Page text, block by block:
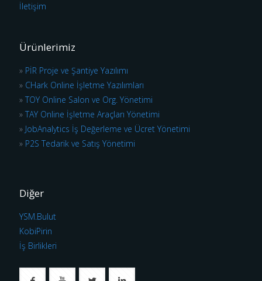
İletişim
Ürünlerimiz
» PİR Proje ve Şantiye Yazılımı
» CHark Online İşletme Yazılımları
» TOY Online Salon ve Org. Yönetimi
» TAY Online İşletme Araçları Yönetimi
» JobAnalytics İş Değerleme ve Ücret Yönetimi
» P2S Tedarik ve Satış Yönetimi
Diğer
YSM.Bulut
KobiPirin
İş Birlikleri